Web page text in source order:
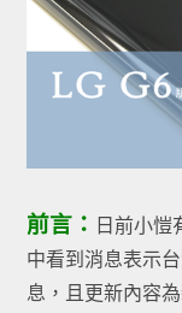
前言： 日前小愷
中看到消息表示
息，且更新內容